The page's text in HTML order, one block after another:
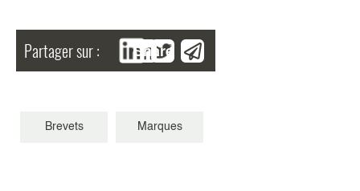
Partager sur : Share
Brevets Marques